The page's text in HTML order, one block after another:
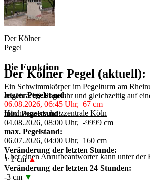
Der Kölner
Pegel
Die Funktion
Ein Schwimmkörper im Pegelturm am
angebrachte Pegeluhr und gleichzeitig auf
Hochwasserschutzzentrale Köln
Über einen Anrufbeantworter kann unter der
Der Kölner Pegel (aktuell):
letzter Pegelstand:
06.08.2026, 06:45 Uhr, 67 cm
min. Pegelstand:
04.08.2026, 08:00 Uhr, -9999 cm
max. Pegelstand:
06.07.2026, 04:00 Uhr, 160 cm
Veränderung der letzten Stunde:
+ 1 cm▲
Veränderung der letzten 24 Stunden:
-3 cm ▼